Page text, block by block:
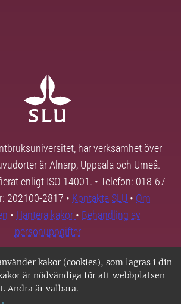
kakor (cookies), som lagras i din
är nödvändiga för att webbplatsen
Andra är valbara.
har verksamhet över
är Alnarp, Uppsala och Umeå.
enligt ISO 14001. • Telefon: 018-67
202100-2817 • Kontakta SLU • Om
• Hantera kakor • Behandling av
personuppgifter